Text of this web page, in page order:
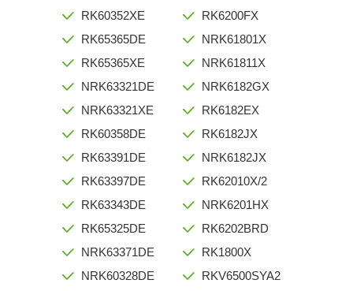
RK60352XE
RK65365DE
RK65365XE
NRK63321DE
NRK63321XE
RK60358DE
RK63391DE
RK63397DE
RK63343DE
RK65325DE
NRK63371DE
NRK60328DE
RK6200FX
NRK61801X
NRK61811X
NRK6182GX
RK6182EX
RK6182JX
NRK6182JX
RK62010X/2
NRK6201HX
RK6202BRD
RK1800X
RKV6500SYA2